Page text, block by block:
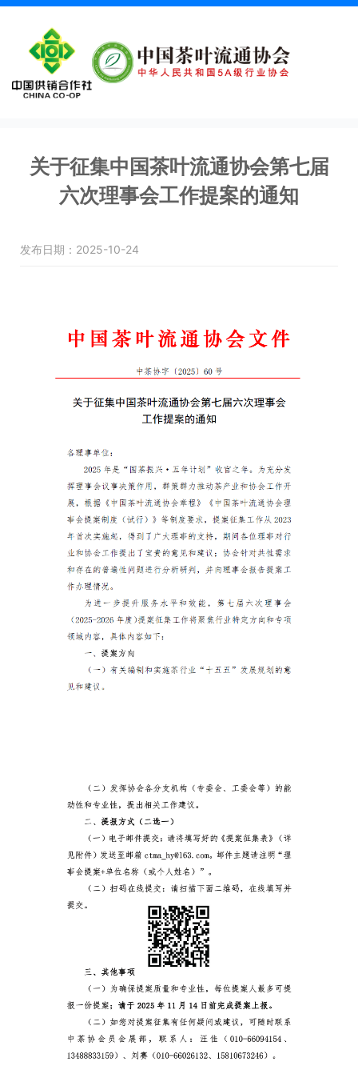
关于征集中国茶叶流通协会第七届
六次理事会工作提案的通知
发布日期：2025-10-24